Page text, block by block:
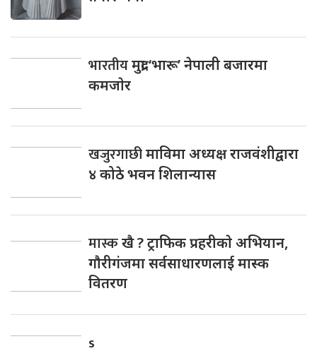
भारतीयमुद्रा ‘भारू’ नेपाली बजारमा
कमजाेर
खजुरगाछीमाविमा अध्यक्ष राजवंशीद्वारा
४ कोठे भवन शिलान्यास
मास्कखै ? ट्राफिक प्रहरीकाे अभियान,
गाैरीगंजमा सर्वसाधारणलाई मास्क
वितरण
s